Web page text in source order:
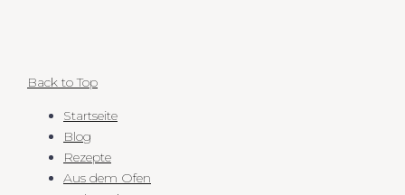
Back to Top
Startseite
Blog
Rezepte
Aus dem Ofen